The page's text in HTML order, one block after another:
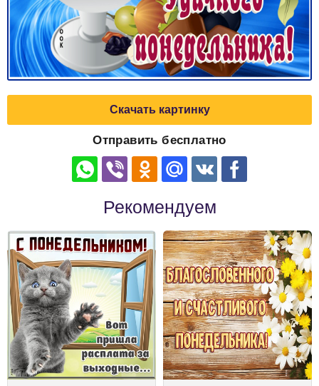
Скачать картинку
Отправить бесплатно
Рекомендуем